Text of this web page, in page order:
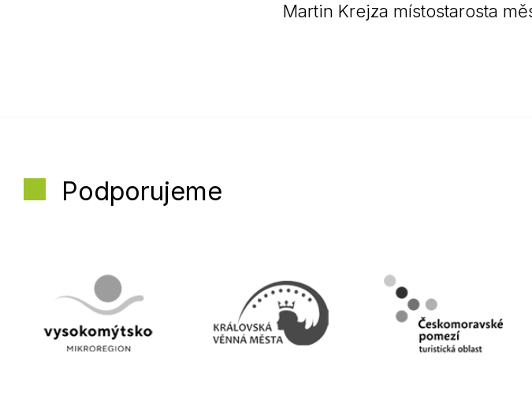
Martin Krejza místostarosta
Podporujeme